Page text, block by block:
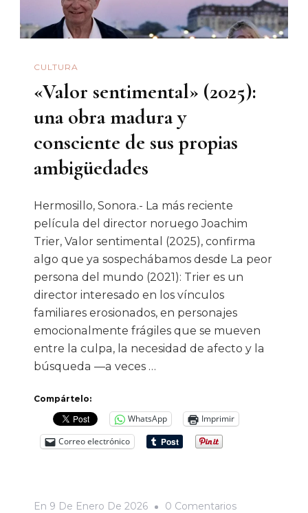
La
Cineteca
CULTURA
«Valor sentimental» (2025):
una obra madura y
consciente de sus propias
ambigüedades
Hermosillo, Sonora.- La más reciente
película del director noruego Joachim
Trier, Valor sentimental (2025), confirma
algo que ya sospechábamos desde La peor
persona del mundo (2021): Trier es un
director interesado en los vínculos
familiares erosionados, en personajes
emocionalmente frágiles que se mueven
entre la culpa, la necesidad de afecto y la
búsqueda —a veces …
Compártelo:
WhatsApp
Imprimir
Correo electrónico
En 9 De Enero De 2026 0 ComentariosEn